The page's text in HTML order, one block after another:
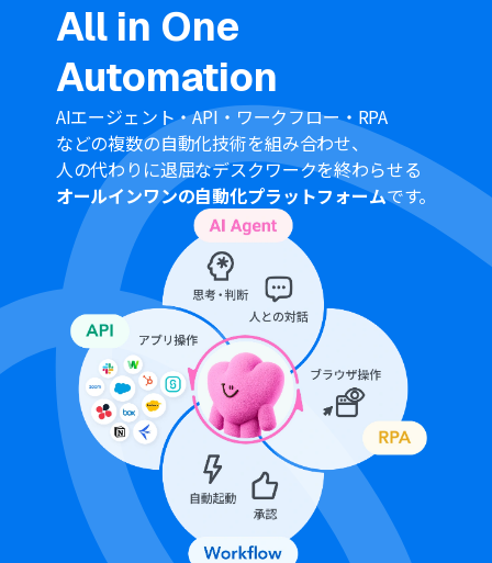
ください。
All in One
Automation
AIエージェント・API・ワークフロー・RPA
などの複数の自動化技術を組み合わせ、
人の代わりに退屈なデスクワークを終わらせる
オールインワンの自動化プラットフォームです。